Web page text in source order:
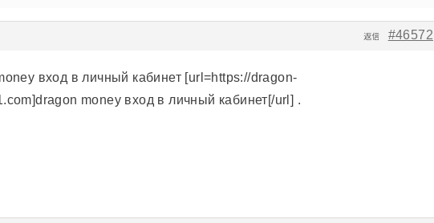
#46572
返信
вход в личный кабинет [url=https://dragon-
money вход в личный кабинет[/url] .